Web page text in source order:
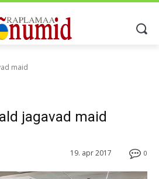
maid
jagavad maid
0
19. apr 2017